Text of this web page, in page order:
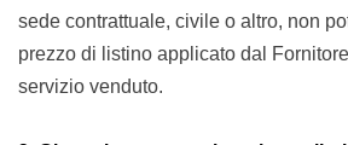
sede contrattuale, civile o altro, non
prezzo di listino applicato dal
servizio venduto.